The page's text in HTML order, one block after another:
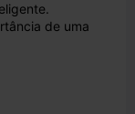
de uma